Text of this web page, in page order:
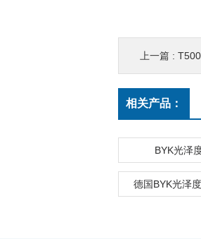
上一篇 :
相关产品：
BYK光泽
德国BYK光泽